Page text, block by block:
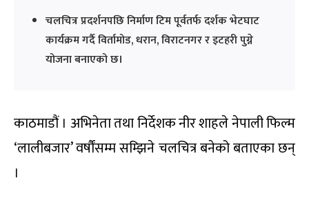
चलचित्र प्रदर्शनपछि निर्माण टिम पूर्वतर्फ दर्शक भेटघाट
कार्यक्रम गर्दै विर्तामोड, धरान, विराटनगर र इटहरी पुग्ने
योजना बनाएको छ।
काठमाडौं । अभिनेता तथा निर्देशक नीर शाहले नेपाली फिल्म
‘लालीबजार’ वर्षौंसम्म सम्झिने चलचित्र बनेको बताएका छन्
।